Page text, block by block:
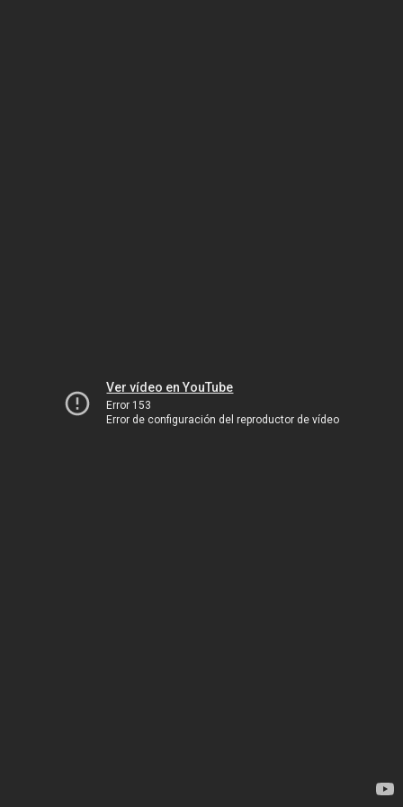
Ver vídeo en YouTube
Error 153
Error de configuración del reproductor de vídeo